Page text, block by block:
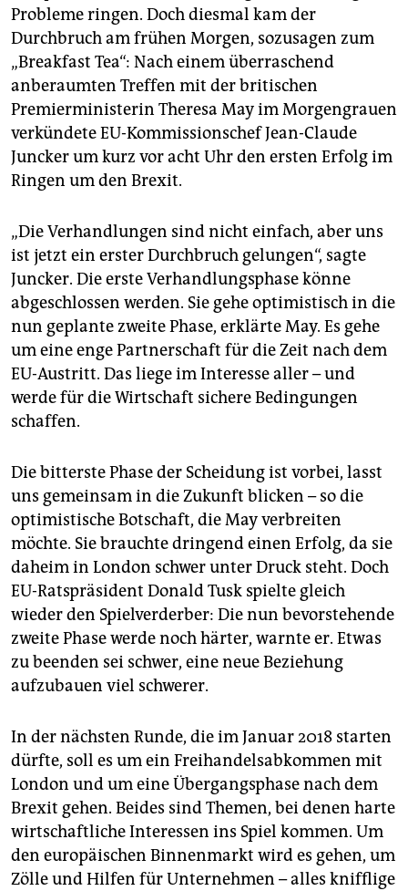
epaper login
Probleme ringen. Doch diesmal kam der
Durchbruch am frühen Morgen, sozusagen zum
„Breakfast Tea“: Nach einem überraschend
anberaumten Treffen mit der britischen
Premierministerin Theresa May im Morgengrauen
verkündete EU-Kommissionschef Jean-Claude
Juncker um kurz vor acht Uhr den ersten Erfolg im
Ringen um den Brexit.
„Die Verhandlungen sind nicht einfach, aber uns
ist jetzt ein erster Durchbruch gelungen“, sagte
Juncker. Die erste Verhandlungsphase könne
abgeschlossen werden. Sie gehe optimistisch in die
nun geplante zweite Phase, erklärte May. Es gehe
um eine enge Partnerschaft für die Zeit nach dem
EU-Austritt. Das liege im Interesse aller – und
werde für die Wirtschaft sichere Bedingungen
schaffen.
Die bitterste Phase der Scheidung ist vorbei, lasst
uns gemeinsam in die Zukunft blicken – so die
optimistische Botschaft, die May verbreiten
möchte. Sie brauchte dringend einen Erfolg, da sie
daheim in London schwer unter Druck steht. Doch
EU-Ratspräsident Donald Tusk spielte gleich
wieder den Spielverderber: Die nun bevorstehende
zweite Phase werde noch härter, warnte er. Etwas
zu beenden sei schwer, eine neue Beziehung
aufzubauen viel schwerer.
In der nächsten Runde, die im Januar 2018 starten
dürfte, soll es um ein Freihandelsabkommen mit
London und um eine Übergangsphase nach dem
Brexit gehen. Beides sind Themen, bei denen harte
wirtschaftliche Interessen ins Spiel kommen. Um
den europäischen Binnenmarkt wird es gehen, um
Zölle und Hilfen für Unternehmen – alles knifflige